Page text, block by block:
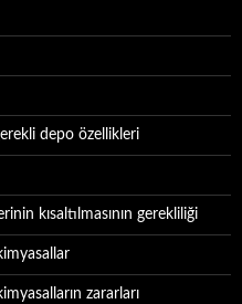
depo özellikleri
kısaltılmasının gerekliliği
zararları